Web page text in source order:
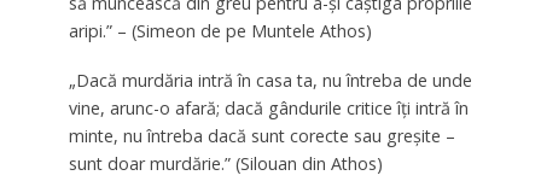
aripi.” – (Simeon de pe Muntele Athos)
„Dacă murdăria intră în casa ta, nu întreba de unde
vine, arunc-o afară; dacă gândurile critice îți intră în
minte, nu întreba dacă sunt corecte sau greșite –
sunt doar murdărie.” (Silouan din Athos)